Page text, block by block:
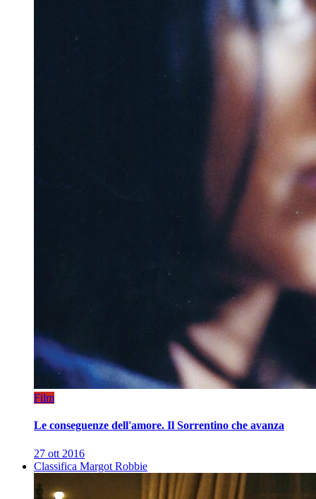
Film
Le conseguenze dell'amore. Il Sorrentino che avanza
27 ott 2016
Classifica Margot Robbie